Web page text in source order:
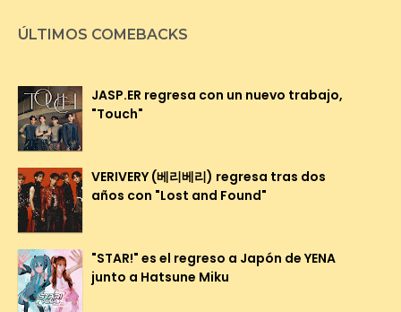
ÚLTIMOS COMEBACKS
JASP.ER regresa con un nuevo trabajo,
"Touch"
VERIVERY (베리베리) regresa tras dos
años con "Lost and Found"
"STAR!" es el regreso a Japón de YENA
junto a Hatsune Miku